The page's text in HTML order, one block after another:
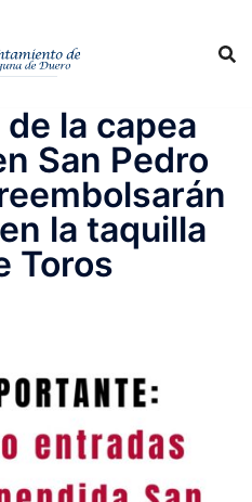
la capea
San Pedro
la taquilla
Toros